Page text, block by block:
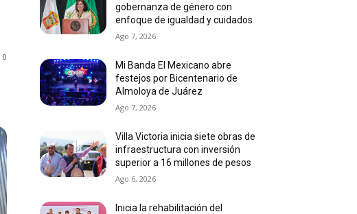
0
gobernanza de género con
enfoque de igualdad y cuidados
Ago 7, 2026
Mi Banda El Mexicano abre
festejos por Bicentenario de
Almoloya de Juárez
Ago 7, 2026
Villa Victoria inicia siete obras de
infraestructura con inversión
superior a 16 millones de pesos
Ago 6, 2026
Inicia la rehabilitación del